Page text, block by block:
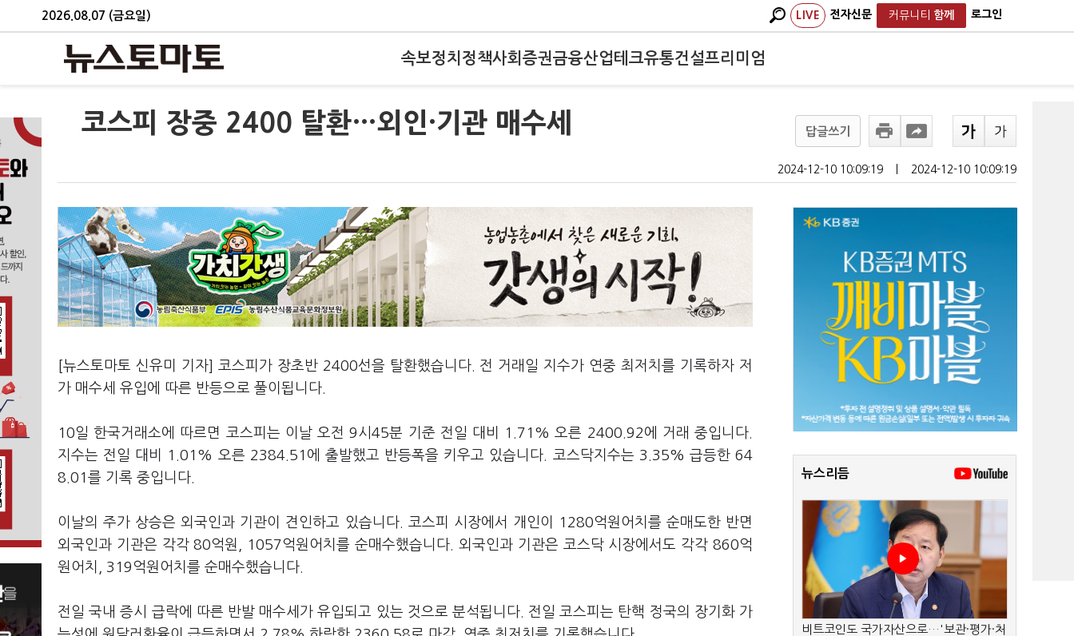
2026.08.07 (금요일) LIVE 전자신문 커뮤니티 함께 로그인
속보정치 정책사회 증권금융산업테크유통건설프리미엄
코스피 장중 2400 탈환…외인·기관 매수세 답글쓰기
2024-12-10 10:09:19 2024-12-10 10:09:19
[뉴스토마토 신유미 기자] 코스피가 장초반 2400선을 탈환했습니다. 전 거래일 지수가 연중 최저치를 기록하자 저
가 매수세 유입에 따른 반등으로 풀이됩니다.
10일 한국거래소에 따르면 코스피는 이날 오전 9시45분 기준 전일 대비 1.71% 오른 2400.92에 거래 중입니다.
지수는 전일 대비 1.01% 오른 2384.51에 출발했고 반등폭을 키우고 있습니다. 코스닥지수는 3.35% 급등한 64
8.01를 기록 중입니다.
이날의 주가 상승은 외국인과 기관이 견인하고 있습니다. 코스피 시장에서 개인이 1280억원어치를 순매도한 반면
외국인과 기관은 각각 80억원, 1057억원어치를 순매수했습니다. 외국인과 기관은 코스닥 시장에서도 각각 860억
원어치, 319억원어치를 순매수했습니다.
전일 국내 증시 급락에 따른 반발 매수세가 유입되고 있는 것으로 분석됩니다. 전일 코스피는 탄핵 정국의 장기화 가
뉴스리듬
비트코인도 국가자산으로…'보관·평가·처